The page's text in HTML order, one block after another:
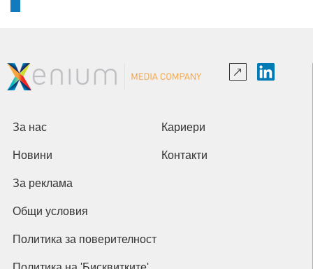
За нас Кариери
Новини Контакти
За реклама
Общи условия
Политика за поверителност